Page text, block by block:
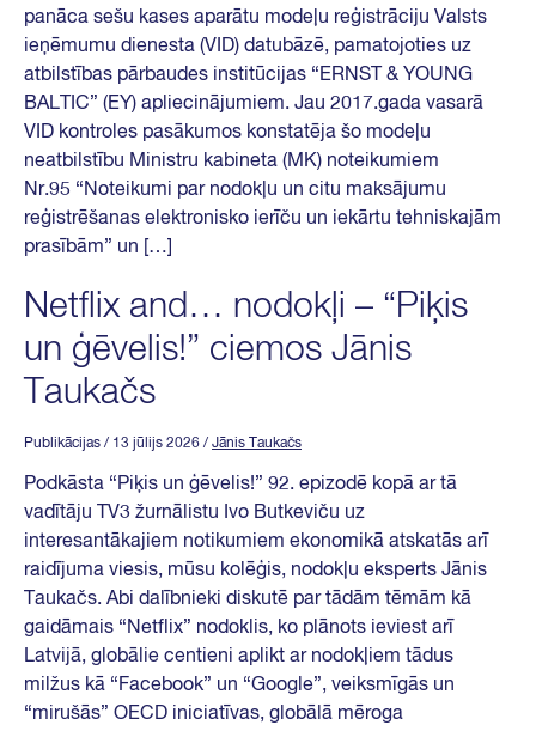
panāca sešu kases aparātu modeļu reģistrāciju Valsts
ieņēmumu dienesta (VID) datubāzē, pamatojoties uz
atbilstības pārbaudes institūcijas “ERNST & YOUNG
BALTIC” (EY) apliecinājumiem. Jau 2017.gada vasarā
VID kontroles pasākumos konstatēja šo modeļu
neatbilstību Ministru kabineta (MK) noteikumiem
Nr.95 “Noteikumi par nodokļu un citu maksājumu
reģistrēšanas elektronisko ierīču un iekārtu tehniskajām
prasībām” un […]
Netflix and… nodokļi – “Piķis
un ģēvelis!” ciemos Jānis
Taukačs
Publikācijas / 13 jūlijs 2026 / Jānis Taukačs
Podkāsta “Piķis un ģēvelis!” 92. epizodē kopā ar tā
vadītāju TV3 žurnālistu Ivo Butkeviču uz
interesantākajiem notikumiem ekonomikā atskatās arī
raidījuma viesis, mūsu kolēģis, nodokļu eksperts Jānis
Taukačs. Abi dalībnieki diskutē par tādām tēmām kā
gaidāmais “Netflix” nodoklis, ko plānots ieviest arī
Latvijā, globālie centieni aplikt ar nodokļiem tādus
milžus kā “Facebook” un “Google”, veiksmīgās un
“mirušās” OECD iniciatīvas, globālā mēroga